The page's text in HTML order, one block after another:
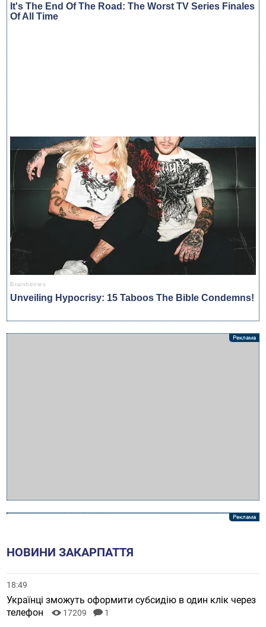
НОВИНИ ЗАКАРПАТТЯ
18:49
Українці зможуть оформити субсидію в один клік через
телефон
17209 1